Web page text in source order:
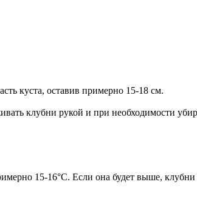
куста, оставив примерно 15-18 см.
клубни рукой и при необходимости
15-16°C. Если она будет выше, клубни